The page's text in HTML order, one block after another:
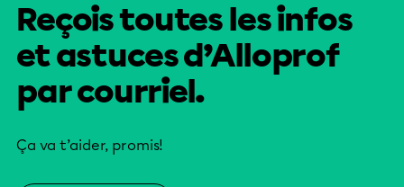
Reçois toutes les infos
et astuces d’Alloprof
par courriel.
Ça va t’aider, promis!